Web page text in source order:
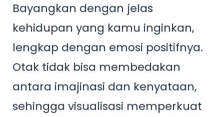
Bayangkan dengan jelas
kehidupan yang kamu inginkan,
lengkap dengan emosi positifnya.
Otak tidak bisa membedakan
antara imajinasi dan kenyataan,
sehingga visualisasi memperkuat